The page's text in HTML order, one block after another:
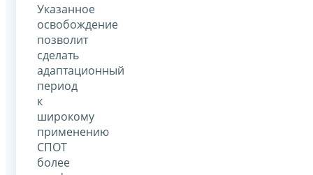
Указанное
освобождение
позволит
сделать
адаптационный
период
к
широкому
применению
СПОТ
более